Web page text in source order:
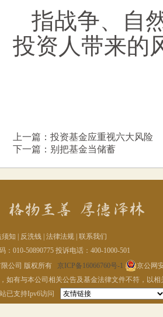
指战争、自
投资人带来的
上一篇：投资基金应重视六大风险
下一篇：别把基金当储蓄
知 反洗钱 法律法规 联系我们
：010-50890775 投诉电话：400-1000-501
限公司 版权所有 京ICP备16066760号-1
京公网
如有与本公司相关公告及基金法律文件不符，以
已支持Ipv6访问